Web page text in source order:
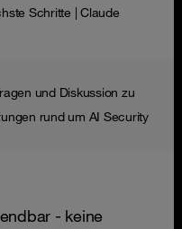
Schritte | Claude
und Diskussion zu
rund um AI Security
- keine